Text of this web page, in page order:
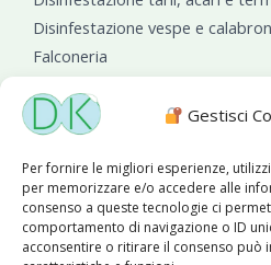
Gestisci
Per fornire le migliori esperienze,
per memorizzare e/o accedere alle
consenso a queste tecnologie ci
comportamento di navigazione o ID
acconsentire o ritirare il consenso può
Disinfestazione vespe e
Falconeria